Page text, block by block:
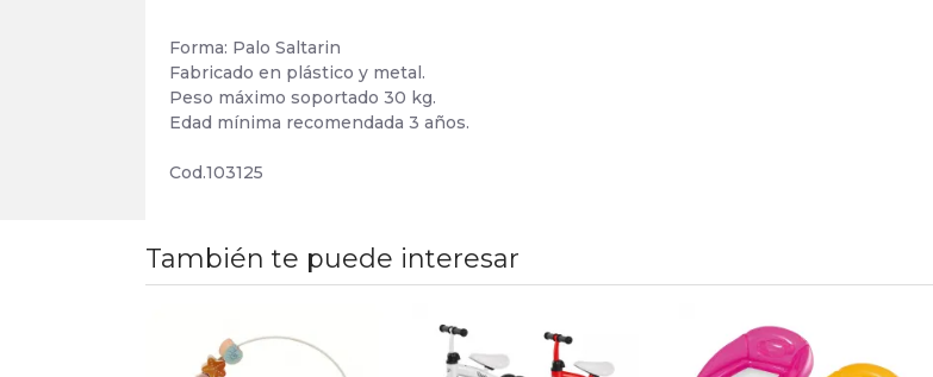
Forma: Palo Saltarin
Fabricado en plástico y metal.
Peso máximo soportado 30 kg.
Edad mínima recomendada 3 años.
Cod.103125
También te puede interesar